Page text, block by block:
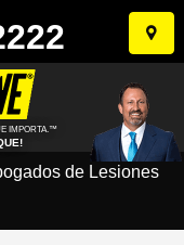
Ir
al
IMPORTA.™
de Lesiones